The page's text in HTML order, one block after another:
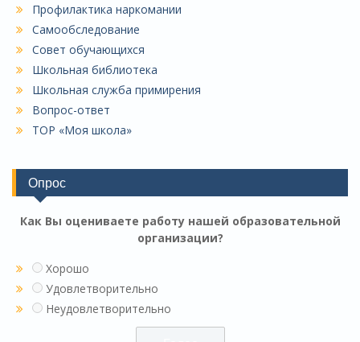
Профилактика наркомании
Самообследование
Совет обучающихся
Школьная библиотека
Школьная служба примирения
Вопрос-ответ
ТОР «Моя школа»
Опрос
Как Вы оцениваете работу нашей образовательной
организации?
Хорошо
Удовлетворительно
Неудовлетворительно